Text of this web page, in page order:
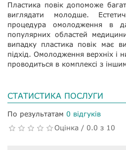
Пластика повік допоможе
виглядати молодше.
процедура омолодження в
популярних областей
випадку пластика повік має
підхід. Омолодження верхніх і
проводиться в комплексі з
СТАТИСТИКА ПОСЛУГИ
По результатам 0 відгуків
Оцінка / 0.0 з 10